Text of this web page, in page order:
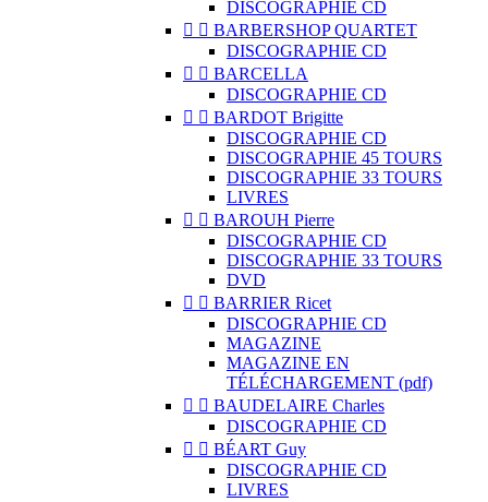
DISCOGRAPHIE CD
  BARBERSHOP QUARTET
DISCOGRAPHIE CD
  BARCELLA
DISCOGRAPHIE CD
  BARDOT Brigitte
DISCOGRAPHIE CD
DISCOGRAPHIE 45 TOURS
DISCOGRAPHIE 33 TOURS
LIVRES
  BAROUH Pierre
DISCOGRAPHIE CD
DISCOGRAPHIE 33 TOURS
DVD
  BARRIER Ricet
DISCOGRAPHIE CD
MAGAZINE
MAGAZINE EN
TÉLÉCHARGEMENT (pdf)
  BAUDELAIRE Charles
DISCOGRAPHIE CD
  BÉART Guy
DISCOGRAPHIE CD
LIVRES